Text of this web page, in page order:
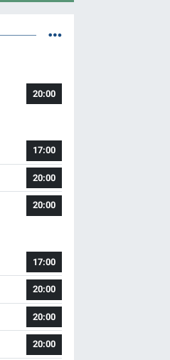
20:00
17:00
20:00
20:00
17:00
20:00
20:00
20:00